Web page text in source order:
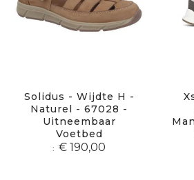
Solidus - Wijdte H -
Naturel - 67028 -
Uitneembaar
Voetbed
€ 190,00